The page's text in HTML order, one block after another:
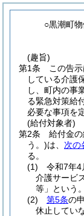
○黒潮町
(趣旨)
第1条
この告
している介護
し、町内の事
る緊急対策給
必要な事項を
(給付対象者)
第2条
給付金
う。)は、 次の
る。
(1)
令和7年4
介護サービ
等」という
(2)
第5条の
休止してい